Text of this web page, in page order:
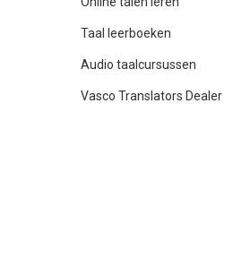
Taal leerboeken
Audio taalcursussen
Vasco Translators Dealer